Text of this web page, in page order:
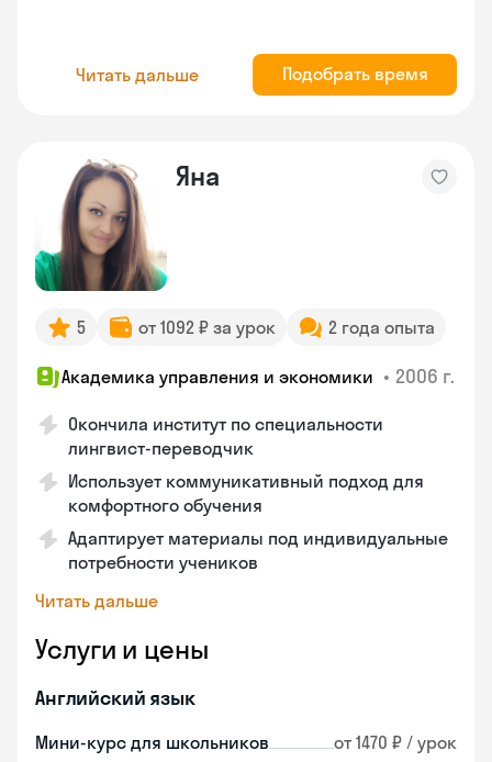
Читать дальше Подобрать время
Яна
5 от 1092 ₽ за урок 2 года опыта
Академика управления и экономики • 2006 г.
Окончила институт по специальности
лингвист-переводчик
Использует коммуникативный подход для
комфортного обучения
Адаптирует материалы под индивидуальные
потребности учеников
Читать дальше
Услуги и цены
Английский язык
Мини-курс для школьников от 1470 ₽ / урок